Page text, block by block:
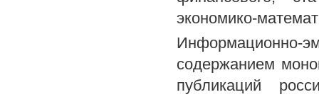
экономико-
Информационно-
содержанием
публикаций